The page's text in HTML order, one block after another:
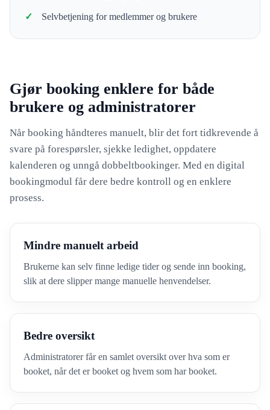
Selvbetjening for medlemmer og brukere
Gjør booking enklere for både
brukere og administratorer
Når booking håndteres manuelt, blir det fort tidkrevende å
svare på forespørsler, sjekke ledighet, oppdatere
kalenderen og unngå dobbeltbookinger. Med en digital
bookingmodul får dere bedre kontroll og en enklere
prosess.
Mindre manuelt arbeid
Brukerne kan selv finne ledige tider og sende inn booking,
slik at dere slipper mange manuelle henvendelser.
Bedre oversikt
Administratorer får en samlet oversikt over hva som er
booket, når det er booket og hvem som har booket.